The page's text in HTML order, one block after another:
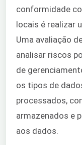
conformidade
locais é realizar
Uma avaliação
analisar riscos
de
os tipos de
processados,
armazenados e
aos dados.